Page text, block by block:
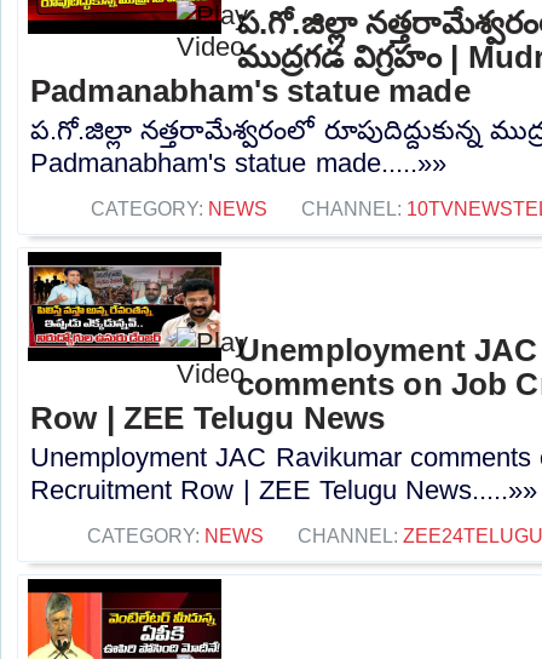
ప.గో.జిల్లా
ముద్రగడ విగ్రహం |
Padmanabham's statue made
ప.గో.జిల్లా నత్తరామేశ్వరంలో రూపుదిద్దుకున్న
Padmanabham's statue made.....»»
CATEGORY: NEWS CHANNEL:
Unemployment
comments on Job
Row | ZEE Telugu News
Unemployment JAC Ravikumar
Recruitment Row | ZEE Telugu News.....»»
CATEGORY: NEWS CHANNEL: